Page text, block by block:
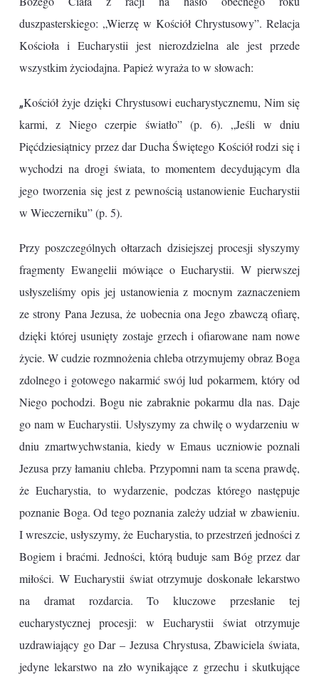
duszpasterskiego: „Wierzę w Kościół Chrystusowy”. Relacja
Kościoła i Eucharystii jest nierozdzielna ale jest przede
wszystkim życiodajna. Papież wyraża to w słowach:
„Kościół żyje dzięki Chrystusowi eucharystycznemu, Nim się
karmi, z Niego czerpie światło” (p. 6). „Jeśli w dniu
Pięćdziesiątnicy przez dar Ducha Świętego Kościół rodzi się i
wychodzi na drogi świata, to momentem decydującym dla
jego tworzenia się jest z pewnością ustanowienie Eucharystii
w Wieczerniku” (p. 5).
Przy poszczególnych ołtarzach dzisiejszej procesji słyszymy
fragmenty Ewangelii mówiące o Eucharystii. W pierwszej
usłyszeliśmy opis jej ustanowienia z mocnym zaznaczeniem
ze strony Pana Jezusa, że uobecnia ona Jego zbawczą ofiarę,
dzięki której usunięty zostaje grzech i ofiarowane nam nowe
życie. W cudzie rozmnożenia chleba otrzymujemy obraz Boga
zdolnego i gotowego nakarmić swój lud pokarmem, który od
Niego pochodzi. Bogu nie zabraknie pokarmu dla nas. Daje
go nam w Eucharystii. Usłyszymy za chwilę o wydarzeniu w
dniu zmartwychwstania, kiedy w Emaus uczniowie poznali
Jezusa przy łamaniu chleba. Przypomni nam ta scena prawdę,
że Eucharystia, to wydarzenie, podczas którego następuje
poznanie Boga. Od tego poznania zależy udział w zbawieniu.
I wreszcie, usłyszymy, że Eucharystia, to przestrzeń jedności z
Bogiem i braćmi. Jedności, którą buduje sam Bóg przez dar
miłości. W Eucharystii świat otrzymuje doskonałe lekarstwo
na dramat rozdarcia. To kluczowe przesłanie tej
eucharystycznej procesji: w Eucharystii świat otrzymuje
uzdrawiający go Dar – Jezusa Chrystusa, Zbawiciela świata,
jedyne lekarstwo na zło wynikające z grzechu i skutkujące